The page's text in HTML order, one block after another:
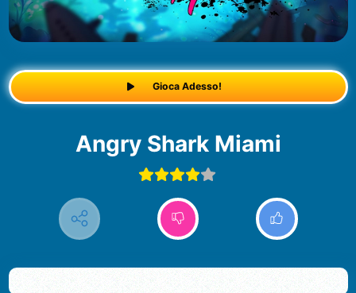
Gioca Adesso!
Angry Shark Miami